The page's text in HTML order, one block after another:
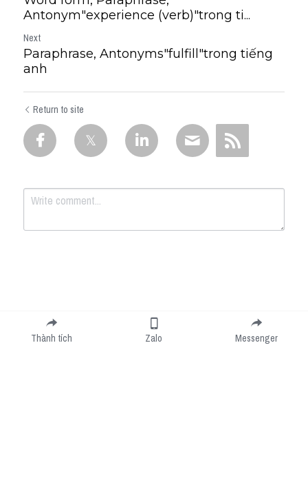
Antonym"experience (verb)"trong ti...
Next
Paraphrase, Antonyms"fulfill"trong tiếng
anh
Return to site
Submit
Thành tích Zalo Messenger